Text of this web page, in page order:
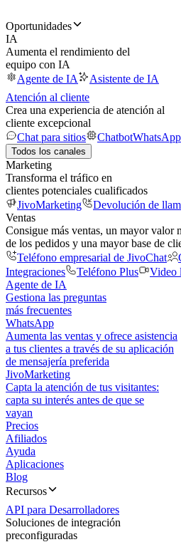
Oportunidades
IA
Aumenta el rendimiento del
equipo con IA
Agente de IA
Asistente de IA
Atención al cliente
Crea una experiencia de atención al
cliente excepcional
Chat para sitios
ChatbotWhatsApp
Todos los canales
Marketing
Transforma el tráfico en
clientes potenciales cualificados
JivoMarketing
Devolución de
Ventas
Consigue más ventas, un mayor valor
de los pedidos y una mayor base de
Teléfono empresarial de JivoChat
Integraciones
Teléfono Plus Video
Agente de IA
Gestiona las preguntas
más frecuentes
WhatsApp
Aumenta las ventas y ofrece asistencia
a tus clientes a través de su aplicación
de mensajería preferida
JivoMarketing
Capta la atención de tus visitantes:
capta su interés antes de que se
vayan
Precios
Afiliados
Ayuda
Aplicaciones
Blog
Recursos
API para Desarrolladores
Soluciones de integración
preconfiguradas